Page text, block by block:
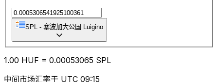
SPL - 塞波加大公国 Luigino
1.00 HUF = 0.00053065 SPL
中间市场汇率于 UTC 09:15